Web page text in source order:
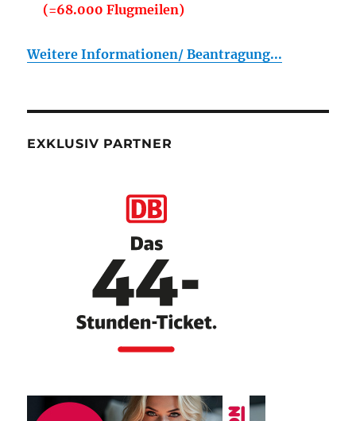
(=68.000 Flugmeilen)
Weitere Informationen/ Beantragung...
EXKLUSIV PARTNER